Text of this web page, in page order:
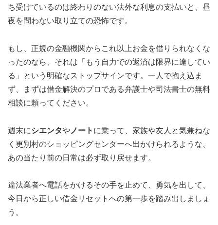
ち受けているのは終わりのない法外な利息の支払いと、昼
夜を問わない取り立ての恐怖です。
もし、正規の金融機関からこれ以上お金を借りられなくな
ったのなら、それは「もう自力での返済は限界に達してい
る」という明確なストップサインです。一人で抱え込ま
ず、まずは借金解決のプロである弁護士や司法書士の無料
相談に頼ってください。
週末にシエンタや ノート に乗って、家族や友人と気兼ねな
く更別村のショッピングセンターへ出かけられるような、
あの当たり前の日常は必ず取り戻せます。
違法業者へ電話をかけるその手を止めて、勇気を出して、
今日から正しい借金リセットへの第一歩を踏み出しましょ
う。